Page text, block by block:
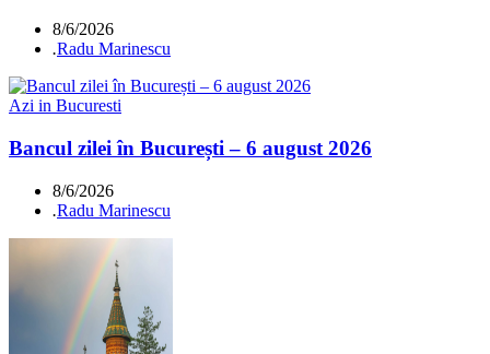
8/6/2026
.Radu Marinescu
Azi in Bucuresti
Bancul zilei în București – 6 august 2026
8/6/2026
.Radu Marinescu